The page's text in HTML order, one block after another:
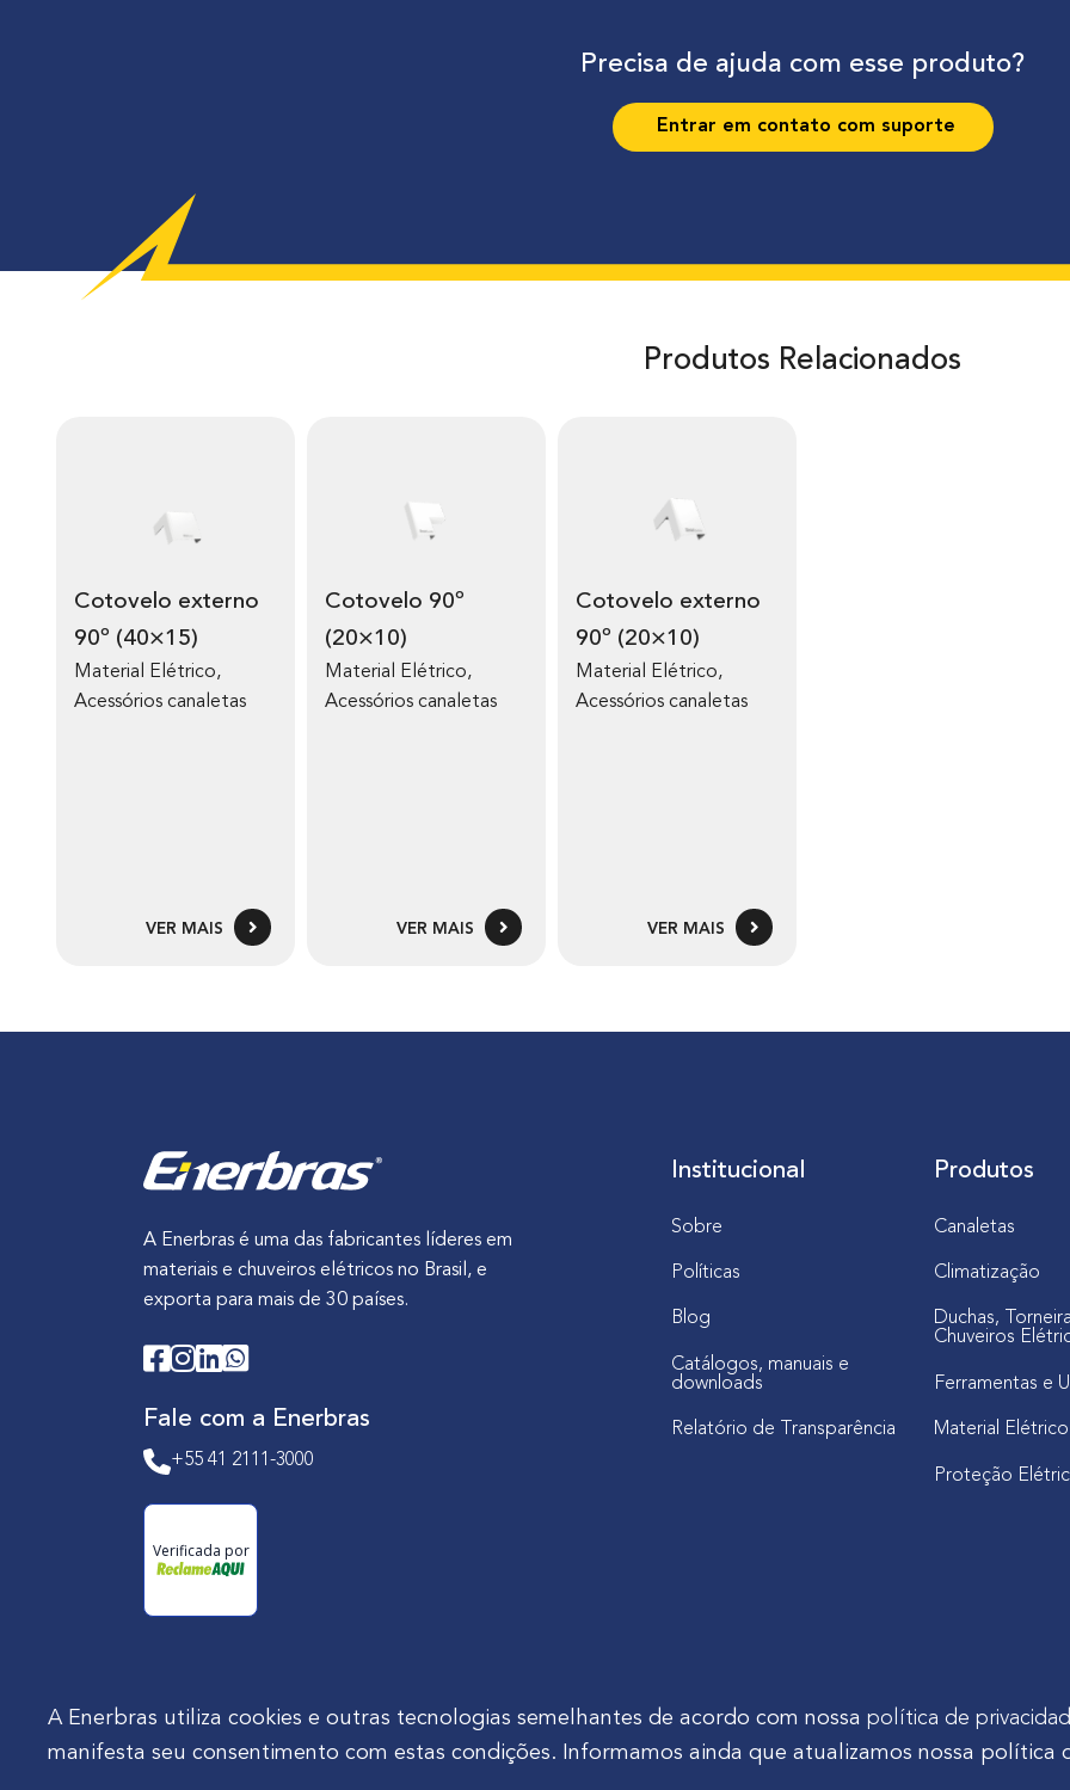
Precisa de ajuda com esse produto?
Entrar em contato com suporte
Produtos Relacionados
Cotovelo externo
90º (40×15)
Material Elétrico,
Acessórios canaletas
VER MAIS
Cotovelo 90º
(20×10)
Material Elétrico,
Acessórios canaletas
VER MAIS
Cotovelo externo
90º (20×10)
Material Elétrico,
Acessórios canaletas
VER MAIS
A Enerbras é uma das fabricantes líderes em
materiais e chuveiros elétricos no Brasil, e
exporta para mais de 30 países.
Fale com a Enerbras
+55 41 2111-3000
Verificada por
Institucional
Sobre
Políticas
Blog
Catálogos, manuais e
downloads
Relatório de Transparência
Produtos
Canaletas
Climatização
Duchas,
Chuveiros
Ferramentas e
Material Elétrico
Proteção
Enerbras Materiais Elétricos Ltda.Rua Agostinho Mocelin, nº 81, Ferrari | CEP 83606-310 | Campo Largo -
A Enerbras utiliza cookies e outras tecnologias semelhantes de acordo com nossa política de
manifesta seu consentimento com estas condições. Informamos ainda que atualizamos nossa